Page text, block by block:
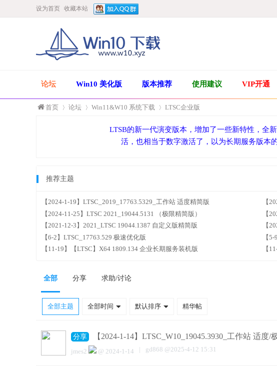
设为首页 收藏本站
论坛 Win10 美化版 版本推荐 使用建议 VIP开通
首页 论坛 Win11&W10 系统下载 LTSC企业版
LTSB的新一代演变版本，增加了一些新特性，全
活，也相当于数字激活了，以为长期服务版本
推荐主题
【2024-1-19】LTSC_2019_17763.5329_工作站 适度精简版
【
【2024-11-25】LTSC 2021_19044.5131 （极限精简版）
【
【2021-12-3】2021_LTSC 19044.1387 自定义版精简版
【
【6-2】LTSC_17763.529 极速优化版
【
【11-19】【LTSC】X64 1809.134 企业长期服务装机版
【
全部 分享 求助/讨论
全部主题 全部时间 默认排序 精华帖
分享 【2024-1-14】LTSC_W10_19045.3930_工作站 适度/
jmes2 @ 2024-1-14 | gd868 @2025-4-12 15:31